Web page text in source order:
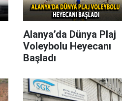
Alanya’da Dünya Plaj
Voleybolu Heyecanı
Başladı